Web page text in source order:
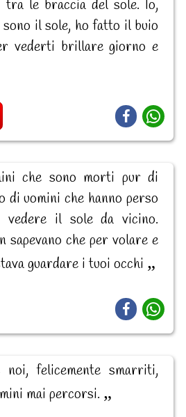
le braccia del sole. Io,
sono il sole, ho fatto il buio
vederti brillare giorno e
che sono morti pur di
di uomini che hanno perso
il sole da vicino.
sapevano che per volare e
guardare i tuoi occhi
noi, felicemente smarriti,
mai percorsi.